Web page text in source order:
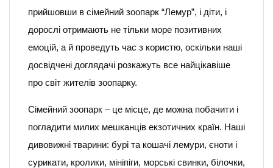
прийшовши в сімейний зоопарк “Лемур”, і діти, і
дорослі отримають не тільки море позитивних
емоцій, а й проведуть час з користю, оскільки наші
досвідчені доглядачі розкажуть все найцікавіше
про світ жителів зоопарку.
Сімейний зоопарк – це місце, де можна побачити і
погладити милих мешканців екзотичних країн. Наші
дивовижні тварини: бурі та кошачі лемури, єноти і
сурикати, кролики, мініпіги, морські свинки, білочки,